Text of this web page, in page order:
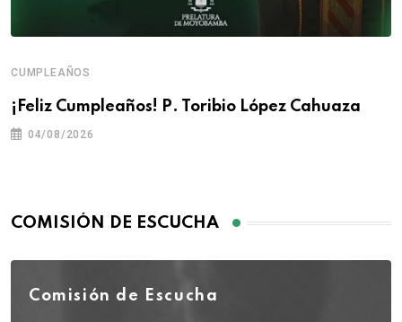
CUMPLEAÑOS
¡Feliz Cumpleaños! P. Toribio López Cahuaza
04/08/2026
COMISIÓN DE ESCUCHA
Comisión de Escucha